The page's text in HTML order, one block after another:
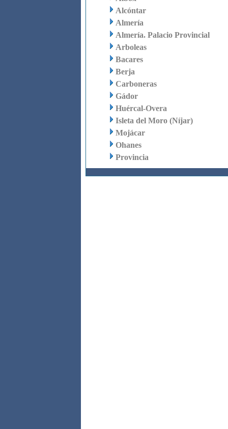
Alcóntar
Almería
Almería. Palacio Provincial
Arboleas
Bacares
Berja
Carboneras
Gádor
Huércal-Overa
Isleta del Moro (Níjar)
Mojácar
Ohanes
Provincia